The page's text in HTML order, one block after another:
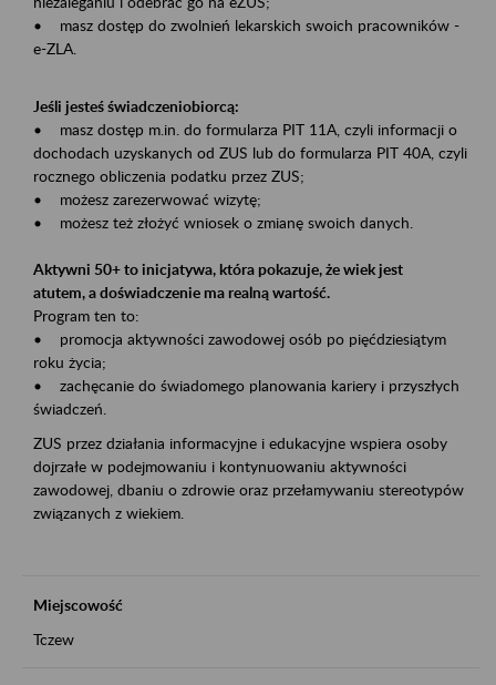
• masz dostęp do zwolnień lekarskich swoich pracowników -
e-ZLA.
Jeśli jesteś świadczeniobiorcą:
• masz dostęp m.in. do formularza PIT 11A, czyli informacji o
dochodach uzyskanych od ZUS lub do formularza PIT 40A, czyli
rocznego obliczenia podatku przez ZUS;
• możesz zarezerwować wizytę;
• możesz też złożyć wniosek o zmianę swoich danych.
Aktywni 50+ to inicjatywa, która pokazuje, że wiek jest
atutem, a doświadczenie ma realną wartość.
Program ten to:
• promocja aktywności zawodowej osób po pięćdziesiątym
roku życia;
• zachęcanie do świadomego planowania kariery i przyszłych
świadczeń.
ZUS przez działania informacyjne i edukacyjne wspiera osoby
dojrzałe w podejmowaniu i kontynuowaniu aktywności
zawodowej, dbaniu o zdrowie oraz przełamywaniu stereotypów
związanych z wiekiem.
Miejscowość
Tczew